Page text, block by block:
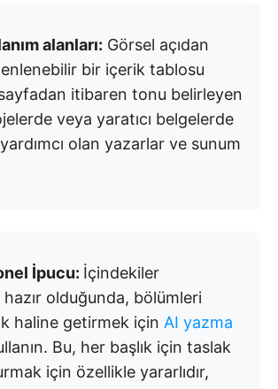
alanları: Görsel açıdan
bir içerik tablosu
itibaren tonu belirleyen
veya yaratıcı belgelerde
olan yazarlar ve sunum
İpucu: İçindekiler
olduğunda, bölümleri
haline getirmek için AI yazma
Bu, her başlık için taslak
için özellikle yararlıdır,